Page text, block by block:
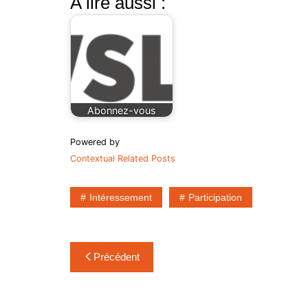
Abonnez-vous
Powered by
Contextual Related Posts
Intéressement Participation
Navigation
de
Précédent